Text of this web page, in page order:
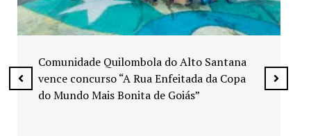
Exposição “Arte em Cores” leva pinturas a
espaços públicos de Senador Canedo